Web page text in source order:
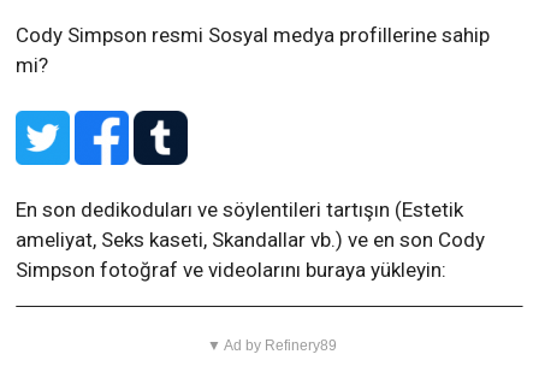
Cody Simpson resmi Sosyal medya profillerine sahip
mi?
En son dedikoduları ve söylentileri tartışın (Estetik
ameliyat, Seks kaseti, Skandallar vb.) ve en son Cody
Simpson fotoğraf ve videolarını buraya yükleyin:
▼ Ad by Refinery89